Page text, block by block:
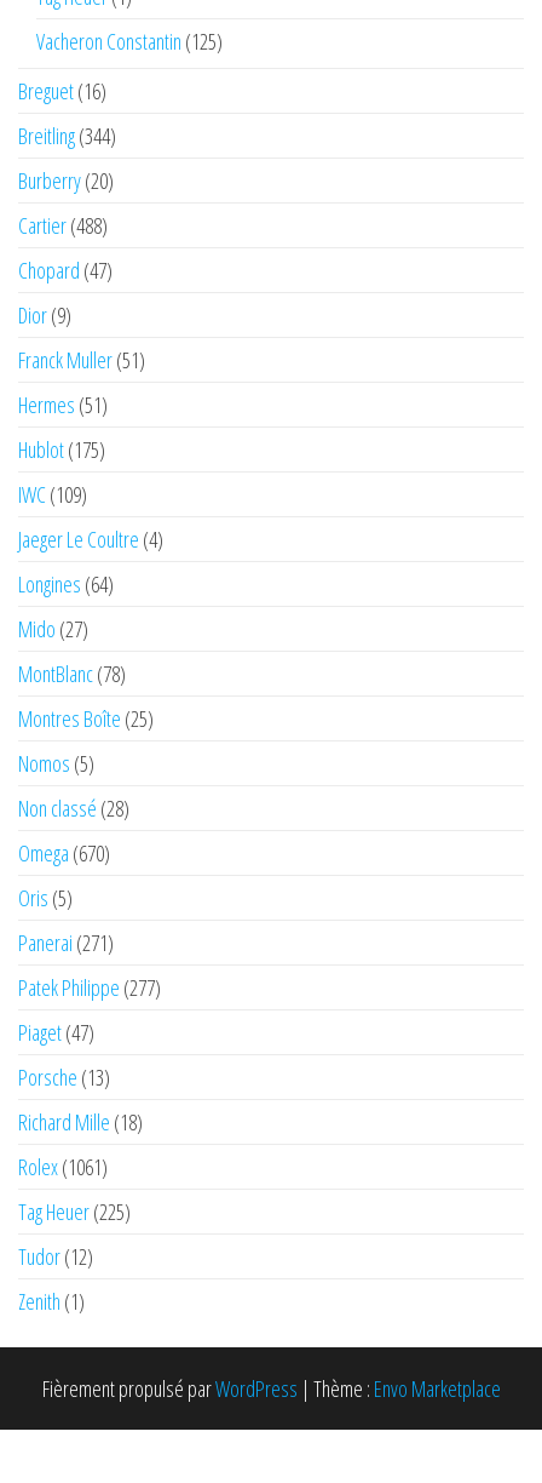
Vacheron Constantin (125)
Breguet(16)
Breitling(344)
Burberry(20)
Cartier(488)
Chopard (47)
Dior(9)
Franck Muller(51)
Hermes (51)
Hublot(175)
IWC(109)
Jaeger Le Coultre (4)
Longines (64)
Mido (27)
MontBlanc(78)
Montres Boîte (25)
Nomos (5)
Non classé (28)
Omega (670)
Oris (5)
Panerai (271)
Patek Philippe (277)
Piaget(47)
Porsche (13)
Richard Mille (18)
Rolex(1061)
Tag Heuer(225)
Tudor(12)
Zenith (1)
Fièrement propulsé parWordPress | Thème : Envo Marketplace